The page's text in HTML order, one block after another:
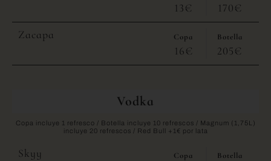
13€
170€
Zacapa
Copa
16€
Botella
205€
Vodka
Copa incluye 1 refresco / Botella incluye 10 refrescos / Magnum (1,75L)
incluye 20 refrescos / Red Bull +1€ por lata
Skyy Copa Botella